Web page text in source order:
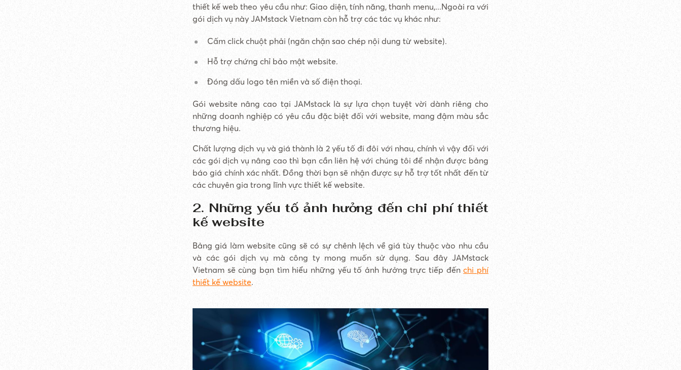
thiết kế web theo yêu cầu như: Giao diện, tính năng, thanh menu,...Ngoài ra với
gói dịch vụ này JAMstack Vietnam còn hỗ trợ các tác vụ khác như:
Cấm click chuột phải (ngăn chặn sao chép nội dung từ website).
Hỗ trợ chứng chỉ bảo mật website.
Đóng dấu logo tên miền và số điện thoại.
Gói website nâng cao tại JAMstack là sự lựa chọn tuyệt vời dành riêng cho
những doanh nghiệp có yêu cầu đặc biệt đối với website, mang đậm màu sắc
thương hiệu.
Chất lượng dịch vụ và giá thành là 2 yếu tố đi đôi với nhau, chính vì vậy đối với
các gói dịch vụ nâng cao thì bạn cần liên hệ với chúng tôi để nhận được bảng
báo giá chính xác nhất. Đồng thời bạn sẽ nhận được sự hỗ trợ tốt nhất đến từ
các chuyên gia trong lĩnh vực thiết kế website.
2. Những yếu tố ảnh hưởng đến chi phí thiết
kế website
Bảng giá làm website cũng sẽ có sự chênh lệch về giá tùy thuộc vào nhu cầu
và các gói dịch vụ mà công ty mong muốn sử dụng. Sau đây JAMstack
Vietnam sẽ cùng bạn tìm hiểu những yếu tố ảnh hưởng trực tiếp đếnchi phí
thiết kế website.